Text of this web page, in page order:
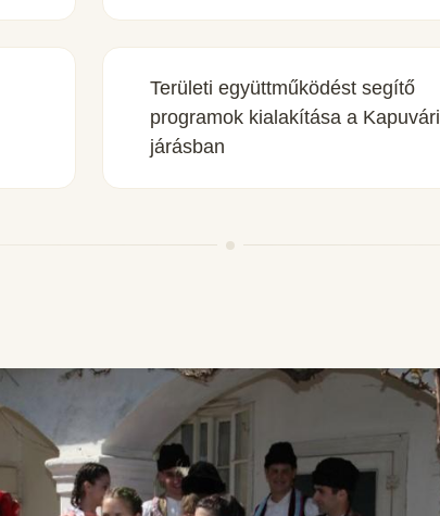
Területi együttműködést segítő
programok kialakítása a Kapuvári
járásban